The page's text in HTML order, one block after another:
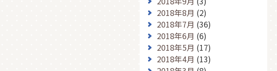
2018年8月 (2)
2018年7月 (36)
2018年6月 (6)
2018年5月 (17)
2018年4月 (13)